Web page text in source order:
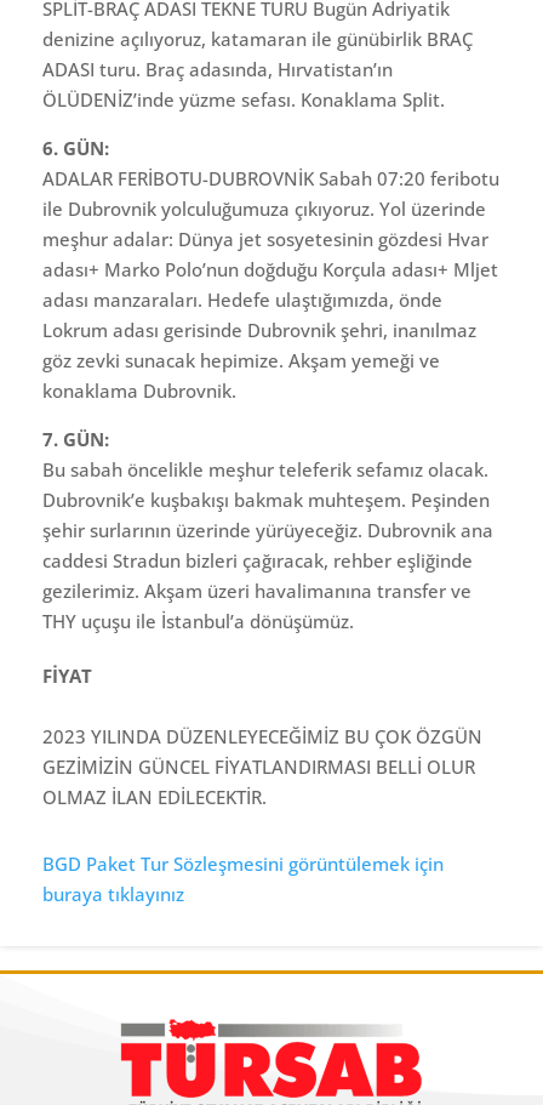
SPLİT-BRAÇ ADASI TEKNE TURU Bugün Adriyatik
denizine açılıyoruz, katamaran ile günübirlik BRAÇ
ADASI turu. Braç adasında, Hırvatistan’ın
ÖLÜDENİZ’inde yüzme sefası. Konaklama Split.
6. GÜN:
ADALAR FERİBOTU-DUBROVNİK Sabah 07:20 feribotu
ile Dubrovnik yolculuğumuza çıkıyoruz. Yol üzerinde
meşhur adalar: Dünya jet sosyetesinin gözdesi Hvar
adası+ Marko Polo’nun doğduğu Korçula adası+ Mljet
adası manzaraları. Hedefe ulaştığımızda, önde
Lokrum adası gerisinde Dubrovnik şehri, inanılmaz
göz zevki sunacak hepimize. Akşam yemeği ve
konaklama Dubrovnik.
7. GÜN:
Bu sabah öncelikle meşhur teleferik sefamız olacak.
Dubrovnik’e kuşbakışı bakmak muhteşem. Peşinden
şehir surlarının üzerinde yürüyeceğiz. Dubrovnik ana
caddesi Stradun bizleri çağıracak, rehber eşliğinde
gezilerimiz. Akşam üzeri havalimanına transfer ve
THY uçuşu ile İstanbul’a dönüşümüz.
FİYAT
2023 YILINDA DÜZENLEYECEĞİMİZ BU ÇOK ÖZGÜN
GEZİMİZİN GÜNCEL FİYATLANDIRMASI BELLİ OLUR
OLMAZ İLAN EDİLECEKTİR.
BGD Paket Tur Sözleşmesini görüntülemek için
buraya tıklayınız